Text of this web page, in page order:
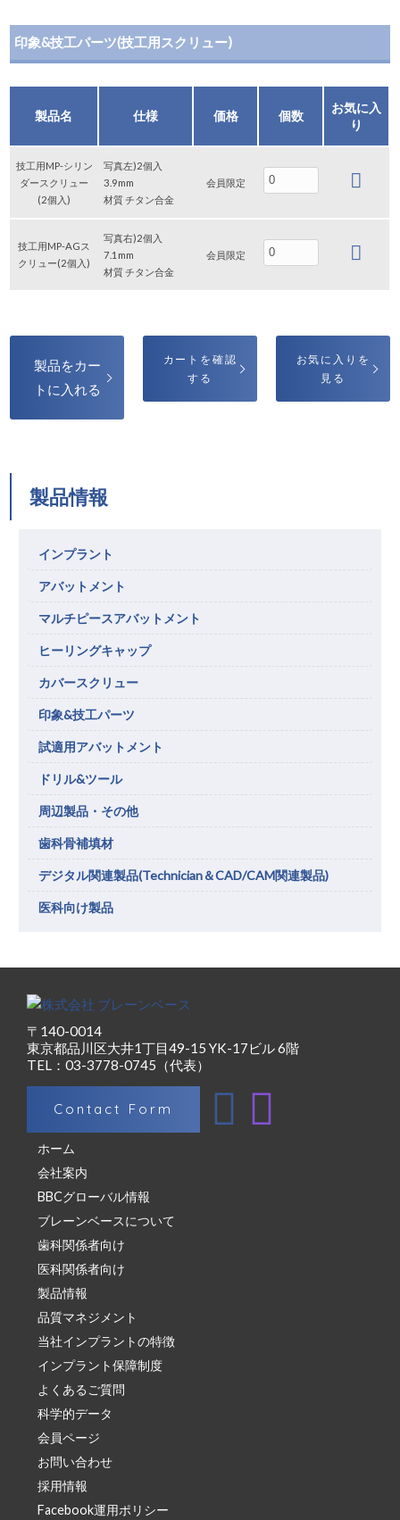
印象&技工パーツ(技工用スクリュー)
製品名 仕様 価格 個数
お気に入
り
技工用MP-シリン
ダースクリュー
(2個入)
写真左)2個入
3.9mm
材質 チタン合金
会員限定
技工用MP-AGス
クリュー(2個入)
写真右)2個入
7.1mm
材質 チタン合金
会員限定
製品をカー
トに入れる
カートを確認
する
お気に入りを
見る
製品情報
インプラント
アバットメント
マルチピースアバットメント
ヒーリングキャップ
カバースクリュー
印象&技工パーツ
試適用アバットメント
ドリル&ツール
周辺製品・その他
歯科骨補填材
デジタル関連製品(Technician＆CAD/CAM関連製品)
医科向け製品
〒140-0014
東京都品川区大井1丁目49-15 YK-17ビル 6階
TEL：03-3778-0745（代表）
Contact Form
ホーム
会社案内
BBCグローバル情報
ブレーンベースについて
歯科関係者向け
医科関係者向け
製品情報
品質マネジメント
当社インプラントの特徴
インプラント保障制度
よくあるご質問
科学的データ
会員ページ
お問い合わせ
採用情報
Facebook運用ポリシー